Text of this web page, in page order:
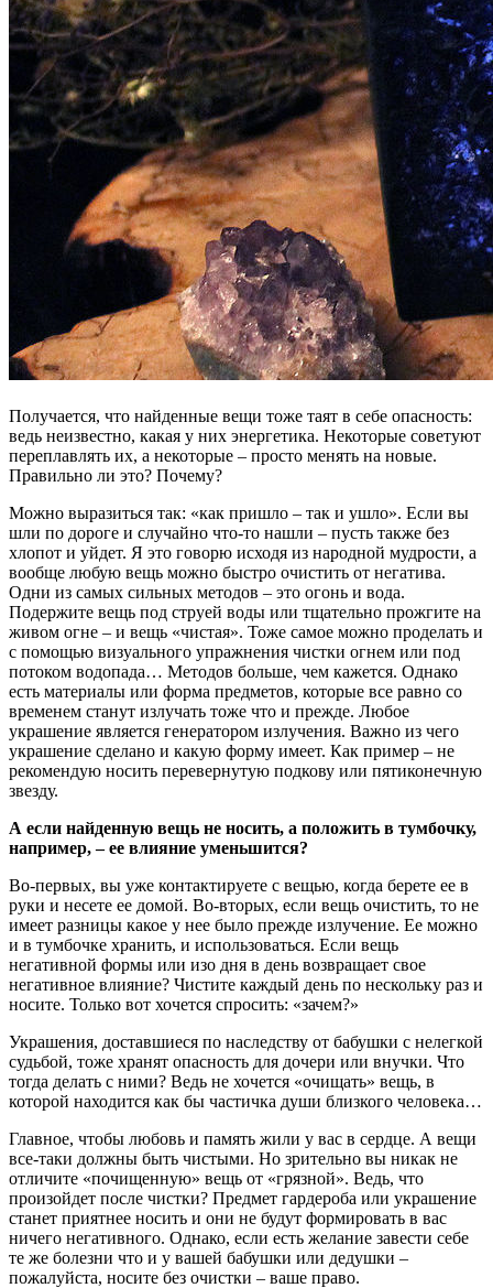
Получается, что найденные вещи тоже таят в себе опасность:
ведь неизвестно, какая у них энергетика. Некоторые советуют
переплавлять их, а некоторые – просто менять на новые.
Правильно ли это? Почему?
Можно выразиться так: «как пришло – так и ушло». Если вы
шли по дороге и случайно что-то нашли – пусть также без
хлопот и уйдет. Я это говорю исходя из народной мудрости, а
вообще любую вещь можно быстро очистить от негатива.
Одни из самых сильных методов – это огонь и вода.
Подержите вещь под струей воды или тщательно прожгите на
живом огне – и вещь «чистая». Тоже самое можно проделать и
с помощью визуального упражнения чистки огнем или под
потоком водопада… Методов больше, чем кажется. Однако
есть материалы или форма предметов, которые все равно со
временем станут излучать тоже что и прежде. Любое
украшение является генератором излучения. Важно из чего
украшение сделано и какую форму имеет. Как пример – не
рекомендую носить перевернутую подкову или пятиконечную
звезду.
А если найденную вещь не носить, а положить в тумбочку,
например, – ее влияние уменьшится?
Во-первых, вы уже контактируете с вещью, когда берете ее в
руки и несете ее домой. Во-вторых, если вещь очистить, то не
имеет разницы какое у нее было прежде излучение. Ее можно
и в тумбочке хранить, и использоваться. Если вещь
негативной формы или изо дня в день возвращает свое
негативное влияние? Чистите каждый день по нескольку раз и
носите. Только вот хочется спросить: «зачем?»
Украшения, доставшиеся по наследству от бабушки с нелегкой
судьбой, тоже хранят опасность для дочери или внучки. Что
тогда делать с ними? Ведь не хочется «очищать» вещь, в
которой находится как бы частичка души близкого человека…
Главное, чтобы любовь и память жили у вас в сердце. А вещи
все-таки должны быть чистыми. Но зрительно вы никак не
отличите «почищенную» вещь от «грязной». Ведь, что
произойдет после чистки? Предмет гардероба или украшение
станет приятнее носить и они не будут формировать в вас
ничего негативного. Однако, если есть желание завести себе
те же болезни что и у вашей бабушки или дедушки –
пожалуйста, носите без очистки – ваше право.